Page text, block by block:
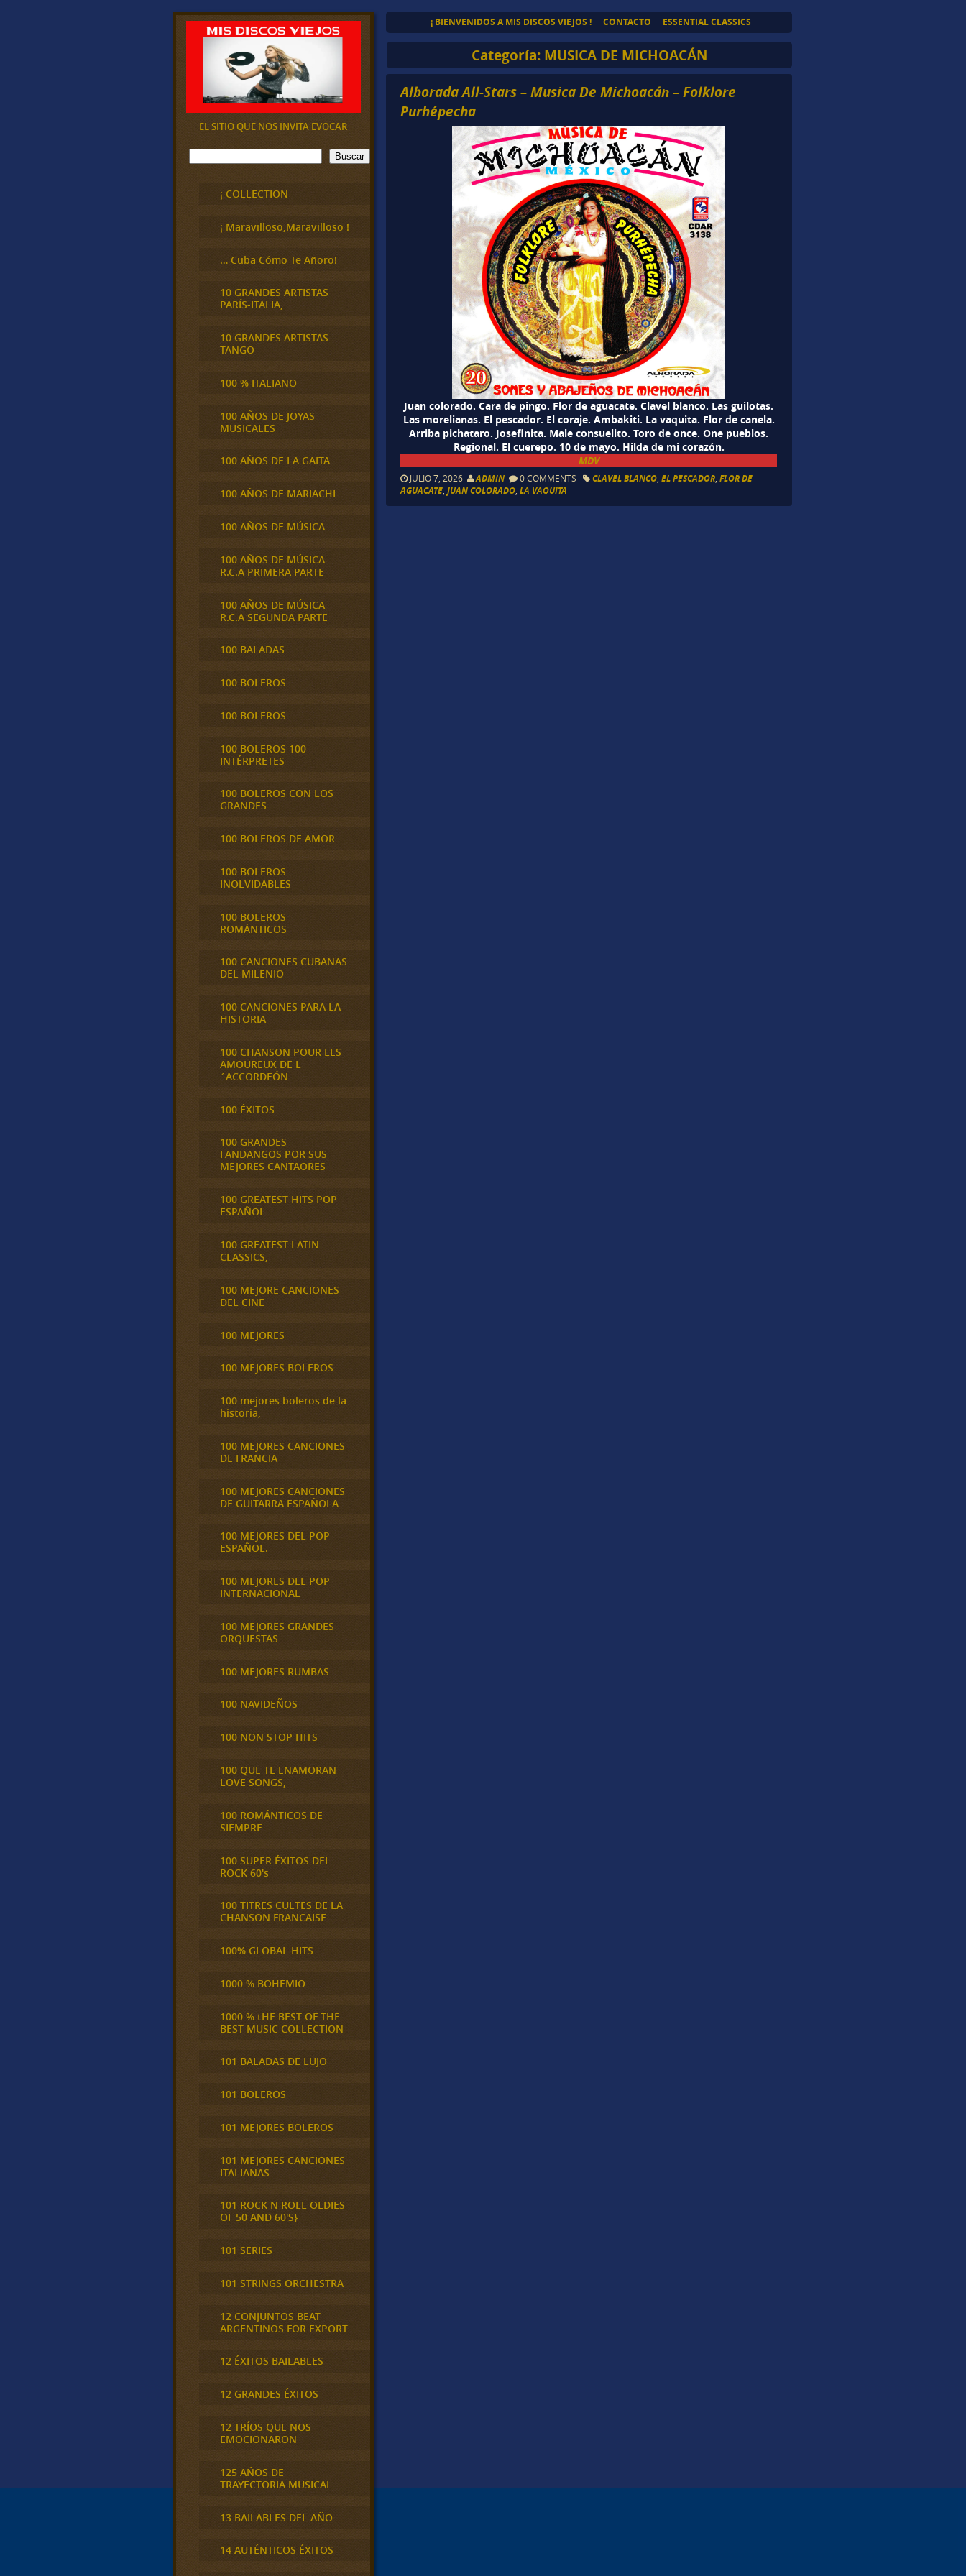
¡ BIENVENIDOS A MIS DISCOS VIEJOS ! CONTACTO ESSENTIAL CLASSICS
Categoría: MUSICA DE MICHOACÁN
Alborada All-Stars – Musica De Michoacán – Folklore
Purhépecha
Juan colorado. Cara de pingo. Flor de aguacate. Clavel blanco. Las guilotas.
Las morelianas. El pescador. El coraje. Ambakiti. La vaquita. Flor de canela.
Arriba pichataro. Josefinita. Male consuelito. Toro de once. One pueblos.
Regional. El cuerepo. 10 de mayo. Hilda de mi corazón.
MDV
JULIO 7, 2026 ADMIN 0 COMMENTS CLAVEL BLANCO ,EL PESCADOR ,FLOR DE
AGUACATE ,JUAN COLORADO ,LA VAQUITA
EL SITIO QUE NOS INVITA EVOCAR
B
u
Buscar
¡ COLLECTION
¡ Maravilloso,Maravilloso !
… Cuba Cómo Te Añoro!
10 GRANDES ARTISTAS
PARÍS-ITALIA,
10 GRANDES ARTISTAS
TANGO
100 % ITALIANO
100 AÑOS DE JOYAS
MUSICALES
100 AÑOS DE LA GAITA
100 AÑOS DE MARIACHI
100 AÑOS DE MÚSICA
100 AÑOS DE MÚSICA
R.C.A PRIMERA PARTE
100 AÑOS DE MÚSICA
R.C.A SEGUNDA PARTE
100 BALADAS
100 BOLEROS
100 BOLEROS
100 BOLEROS 100
INTÉRPRETES
100 BOLEROS CON LOS
GRANDES
100 BOLEROS DE AMOR
100 BOLEROS
INOLVIDABLES
100 BOLEROS
ROMÁNTICOS
100 CANCIONES CUBANAS
DEL MILENIO
100 CANCIONES PARA LA
HISTORIA
100 CHANSON POUR LES
AMOUREUX DE L
´ACCORDEÓN
100 ÉXITOS
100 GRANDES
FANDANGOS POR SUS
MEJORES CANTAORES
100 GREATEST HITS POP
ESPAÑOL
100 GREATEST LATIN
CLASSICS,
100 MEJORE CANCIONES
DEL CINE
100 MEJORES
100 MEJORES BOLEROS
100 mejores boleros de la
historia,
100 MEJORES CANCIONES
DE FRANCIA
100 MEJORES CANCIONES
DE GUITARRA ESPAÑOLA
100 MEJORES DEL POP
ESPAÑOL.
100 MEJORES DEL POP
INTERNACIONAL
100 MEJORES GRANDES
ORQUESTAS
100 MEJORES RUMBAS
100 NAVIDEÑOS
100 NON STOP HITS
100 QUE TE ENAMORAN
LOVE SONGS,
100 ROMÁNTICOS DE
SIEMPRE
100 SUPER ÉXITOS DEL
ROCK 60's
100 TITRES CULTES DE LA
CHANSON FRANCAISE
100% GLOBAL HITS
1000 % BOHEMIO
1000 % tHE BEST OF THE
BEST MUSIC COLLECTION
101 BALADAS DE LUJO
101 BOLEROS
101 MEJORES BOLEROS
101 MEJORES CANCIONES
ITALIANAS
101 ROCK N ROLL OLDIES
OF 50 AND 60'S}
101 SERIES
101 STRINGS ORCHESTRA
12 CONJUNTOS BEAT
ARGENTINOS FOR EXPORT
12 ÉXITOS BAILABLES
12 GRANDES ÉXITOS
12 TRÍOS QUE NOS
EMOCIONARON
125 AÑOS DE
TRAYECTORIA MUSICAL
13 BAILABLES DEL AÑO
14 AUTÉNTICOS ÉXITOS